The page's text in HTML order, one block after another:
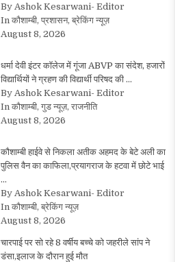
By Ashok Kesarwani- Editor
In कौशाम्बी, प्रशासन, ब्रेकिंग न्यूज़
August 8, 2026
धर्मा देवी इंटर कॉलेज में गूंजा ABVP का संदेश, हजारों
विद्यार्थियों ने ग्रहण की विद्यार्थी परिषद की …
By Ashok Kesarwani- Editor
In कौशाम्बी, गुड न्यूज़, राजनीति
August 8, 2026
कौशाम्बी हाईवे से निकला अतीक अहमद के बेटे अली का
पुलिस वैन का काफिला,प्रयागराज के हटवा में छोटे भाई
…
By Ashok Kesarwani- Editor
In कौशाम्बी, ब्रेकिंग न्यूज़
August 8, 2026
चारपाई पर सो रहे 8 वर्षीय बच्चे को जहरीले सांप ने
डंसा,इलाज के दौरान हुई मौत